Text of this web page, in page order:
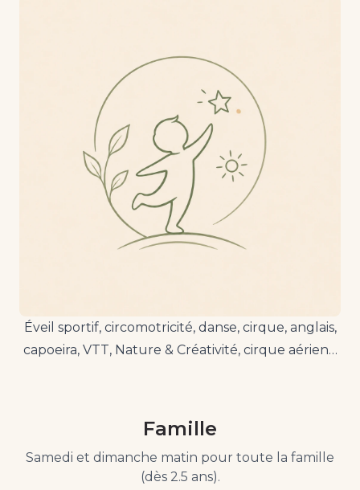
Éveil sportif, circomotricité, danse, cirque, anglais,
capoeira, VTT, Nature & Créativité, cirque aérien…
Famille
Samedi et dimanche matin pour toute la famille
(dès 2.5 ans).